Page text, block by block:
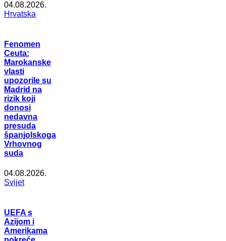
04.08.2026.
Hrvatska
Fenomen
Ceuta:
Marokanske
vlasti
upozorile su
Madrid na
rizik koji
donosi
nedavna
presuda
španjolskoga
Vrhovnog
suda
04.08.2026.
Svijet
UEFA s
Azijom i
Amerikama